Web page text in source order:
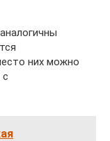
них можно